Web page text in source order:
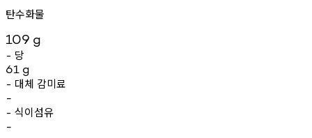
탄수화물
109 g
- 당
61 g
- 대체 감미료
-
- 식이섬유
-